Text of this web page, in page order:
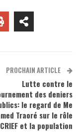
PROCHAIN ARTICLE
Lutte contre le
des deniers
le regard de Me
Traoré sur le rôle
et la population